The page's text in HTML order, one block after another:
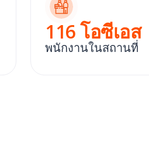
116โอซีเอส
พนักงานในสถานที่